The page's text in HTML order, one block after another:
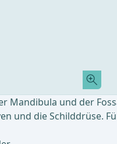
und der
und die Schilddrüse.